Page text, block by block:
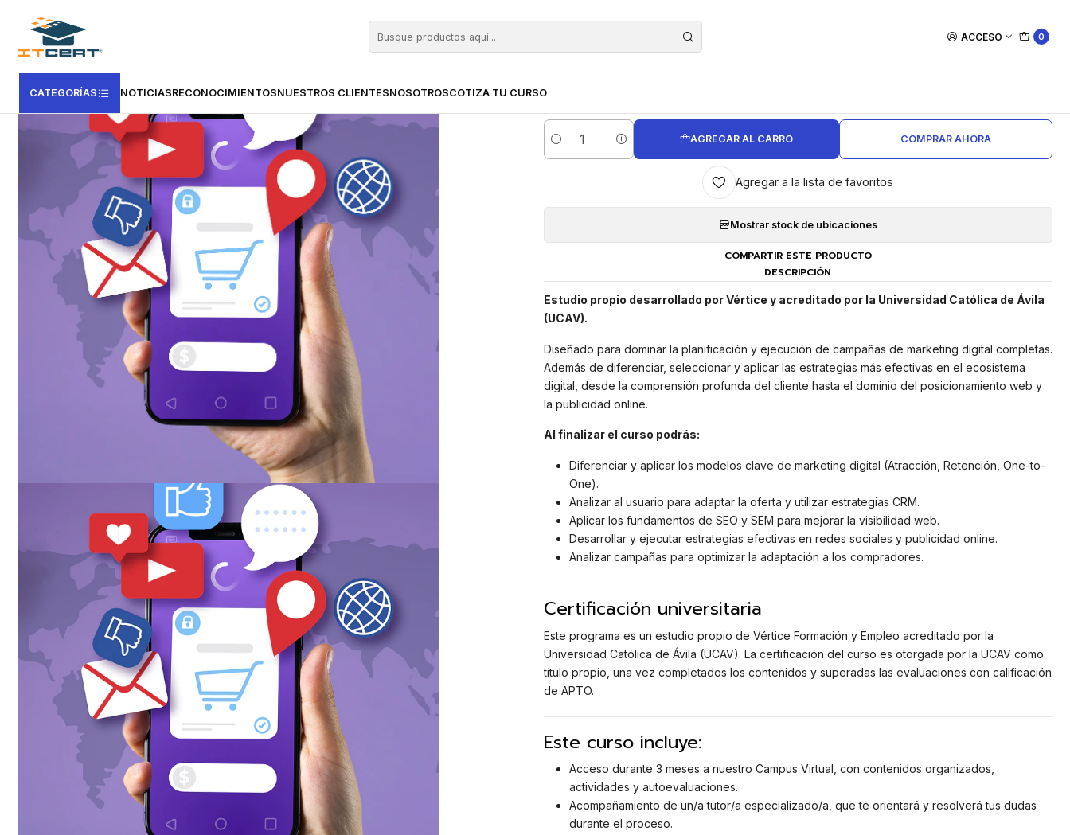
ACCESO 0
CATEGORÍAS NOTICIASRECONOCIMIENTOSNUESTROS CLIENTESNOSOTROSCOTIZA TU CURSO
Inicio
Cantidad
AGREGAR AL CARRO COMPRAR AHORA
Agregar a la lista de favoritos
Mostrar stock de ubicaciones
COMPARTIR ESTE PRODUCTO
DESCRIPCIÓN
Estudio propio desarrollado por Vértice y acreditado por la Universidad Católica de Ávila
(UCAV).
Diseñado para dominar la planificación y ejecución de campañas de marketing digital completas.
Además de diferenciar, seleccionar y aplicar las estrategias más efectivas en el ecosistema
digital, desde la comprensión profunda del cliente hasta el dominio del posicionamiento web y
la publicidad online.
Al finalizar el curso podrás:
Diferenciar y aplicar los modelos clave de marketing digital (Atracción, Retención, One-to-
One).
Analizar al usuario para adaptar la oferta y utilizar estrategias CRM.
Aplicar los fundamentos de SEO y SEM para mejorar la visibilidad web.
Desarrollar y ejecutar estrategias efectivas en redes sociales y publicidad online.
Analizar campañas para optimizar la adaptación a los compradores.
Certificación universitaria
Este programa es un estudio propio de Vértice Formación y Empleo acreditado por la
Universidad Católica de Ávila (UCAV). La certificación del curso es otorgada por la UCAV como
título propio, una vez completados los contenidos y superadas las evaluaciones con calificación
de APTO.
Este curso incluye:
Acceso durante 3 meses a nuestro Campus Virtual, con contenidos organizados,
actividades y autoevaluaciones.
Acompañamiento de un/a tutor/a especializado/a, que te orientará y resolverá tus dudas
durante el proceso.